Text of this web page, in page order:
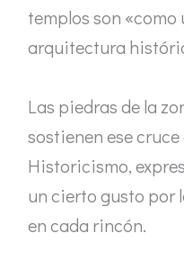
templos son «como
arquitectura
Las piedras de la
sostienen ese
Historicismo,
un cierto gusto por
en cada rincón.